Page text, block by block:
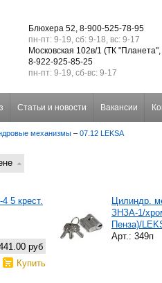
Блюхера 52, 8-900-525-78-95
пн-пт: 9-19, сб: 9-18, вс: 9-17
Московская 102в/1 (ТК
8-922-925-85-25
пн-пт: 9-19, сб-вс: 9-17
Статьи и новости Вакансии
механизмы – 07.12 LEKSA
5 крест.
руб
Купить
Цилиндр.
ЗНЗА-1/
Пенза)/
Арт.: 349п